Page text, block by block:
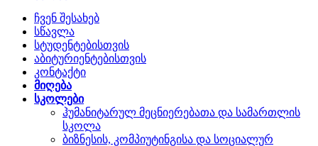
ჩვენ შესახებ
სწავლა
სტუდენტებისთვის
აბიტურიენტებისთვის
კონტაქტი
მიღება
სკოლები
ჰუმანიტარულ მეცნიერებათა და სამართლის
სკოლა
ბიზნესის, კომპიუტინგისა და სოციალურ